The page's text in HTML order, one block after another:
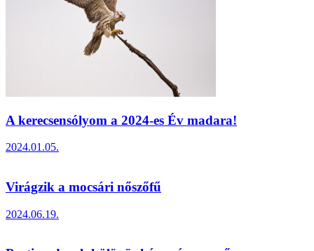
A kerecsensólyom a 2024-es Év madara!
2024.01.05.
Virágzik a mocsári nőszőfű
2024.06.19.